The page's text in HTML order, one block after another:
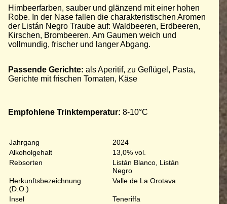
Himbeerfarben, sauber und glänzend mit einer hohen
Robe. In der Nase fallen die charakteristischen Aromen
der Listán Negro Traube auf: Waldbeeren, Erdbeeren,
Kirschen, Brombeeren. Am Gaumen weich und
vollmundig, frischer und langer Abgang.
Passende Gerichte: als Aperitif, zu Geflügel, Pasta,
Gerichte mit frischen Tomaten, Käse
Empfohlene Trinktemperatur: 8-10°C
Jahrgang
2024
Alkoholgehalt
13,0% vol.
Rebsorten
Listán Blanco, Listán
Negro
Herkunftsbezeichnung
(D.O.)
Valle de La Orotava
Insel
Teneriffa